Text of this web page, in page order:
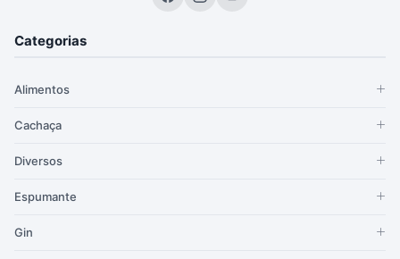
Categorias
Alimentos
Cachaça
Diversos
Espumante
Gin